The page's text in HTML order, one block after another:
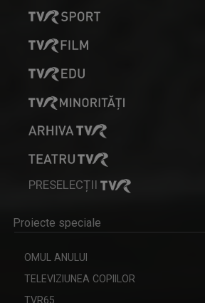
MOZAIKA
"Mozaika" este o producție a Redacției Alte ...
PRESELECȚII
Proiecte speciale
OMUL ANULUI
TELEVIZIUNEA COPIILOR
TVR65